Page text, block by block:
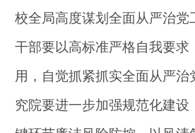
校全局高度谋划全面从严治党
干部要以高标准严格自我要求
用，自觉抓紧抓实全面从严治
究院要进一步加强规范化建设